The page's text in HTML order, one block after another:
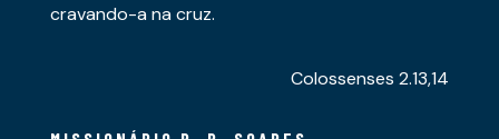
cravando-a na cruz.
Colossenses 2.13,14